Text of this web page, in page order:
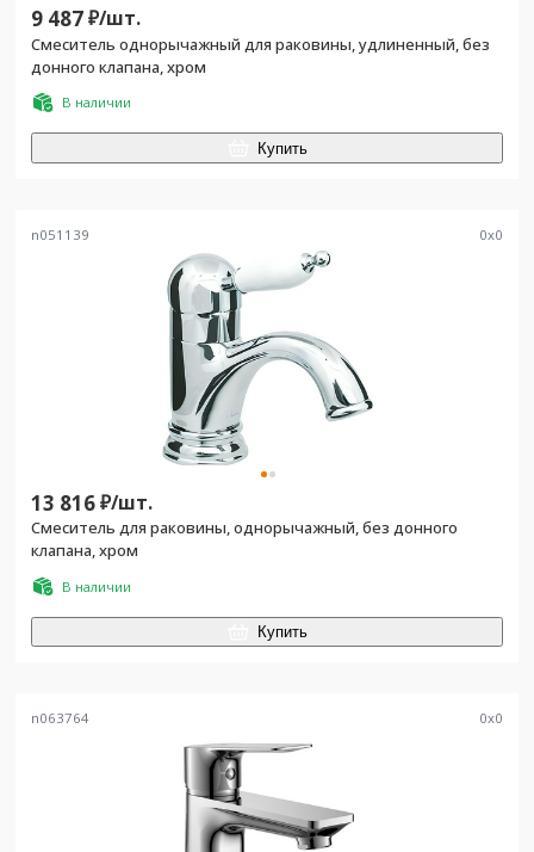
9 487₽/шт.
Смеситель однорычажный для раковины, удлиненный, без
донного клапана, хром
В наличии
Купить
n051139 0x0
13 816₽/шт.
Смеситель для раковины, однорычажный, без донного
клапана, хром
В наличии
Купить
n063764 0x0